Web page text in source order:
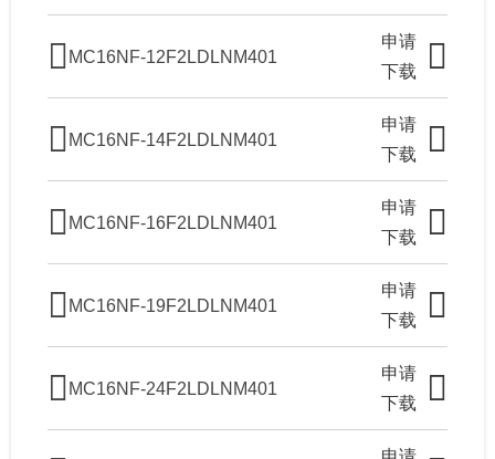
MC16NF-12F2LDLNM401
申请
下载
MC16NF-14F2LDLNM401
申请
下载
MC16NF-16F2LDLNM401
申请
下载
MC16NF-19F2LDLNM401
申请
下载
MC16NF-24F2LDLNM401
申请
下载